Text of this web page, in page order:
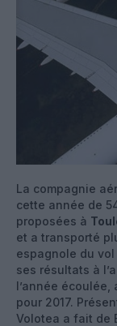
La compagnie
cette année de
proposées à
et a transporté
espagnole du
ses résultats à
l’année
pour 2017.
Volotea a fait de